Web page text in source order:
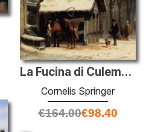
La Fucina di Culemborg in inverno
Cornelis Springer
€164.00€98.40